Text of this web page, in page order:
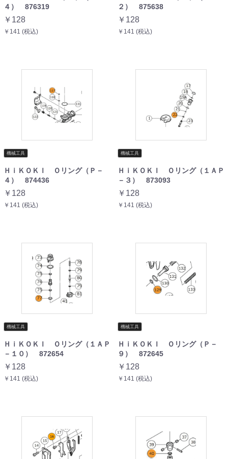
４） 876319
￥128
￥141 (税込)
２） 875638
￥128
￥141 (税込)
機械工具
ＨｉＫＯＫＩ Ｏリング（Ｐ－
４） 874436
￥128
￥141 (税込)
機械工具
ＨｉＫＯＫＩ Ｏリング（１ＡＰ
－３） 873093
￥128
￥141 (税込)
機械工具
ＨｉＫＯＫＩ Ｏリング（１ＡＰ
－１０） 872654
￥128
￥141 (税込)
機械工具
ＨｉＫＯＫＩ Ｏリング（Ｐ－
９） 872645
￥128
￥141 (税込)